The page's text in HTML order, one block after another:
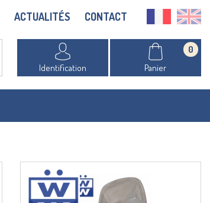
ACTUALITÉS CONTACT
Identification Panier
0